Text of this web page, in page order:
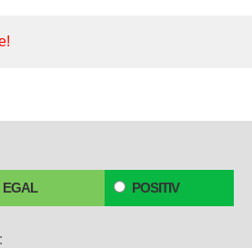
EGAL POSITIV